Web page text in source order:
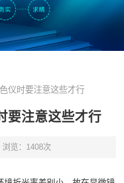
仪时要注意这些才行
要注意这些才行
浏览：1408次